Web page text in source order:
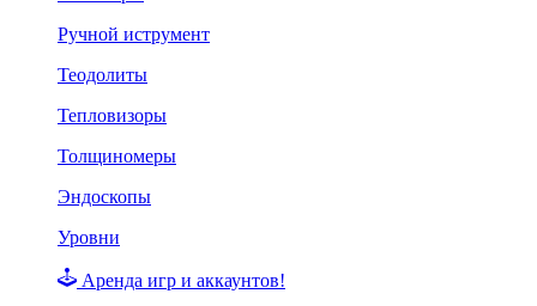
Ручной иструмент
Теодолиты
Тепловизоры
Толщиномеры
Эндоскопы
Уровни
Аренда игр и аккаунтов!